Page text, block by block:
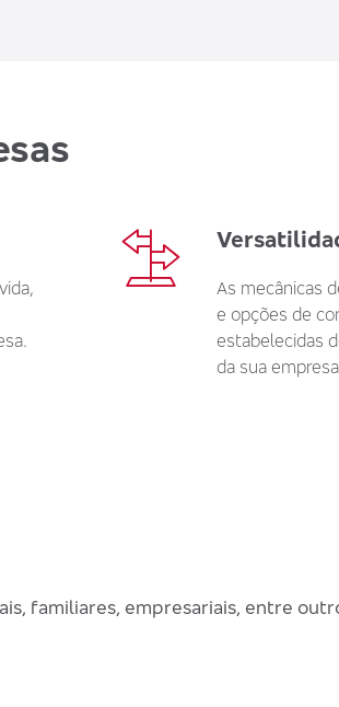
As mecânicas
e opções de
estabelecidas
da sua
familiares, empresariais, entre